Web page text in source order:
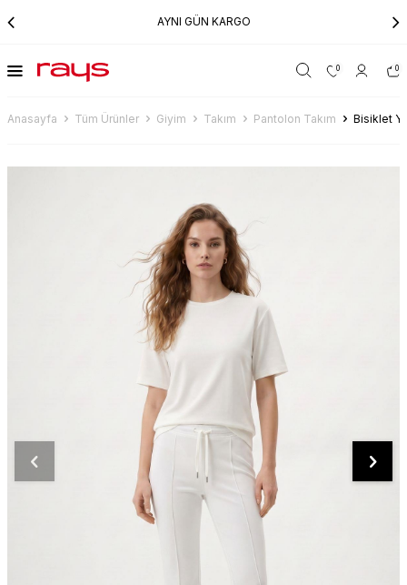
AYNI GÜN KARGO
0 0
Anasayfa Tüm Ürünler Giyim Takım Pantolon Takım Bisiklet